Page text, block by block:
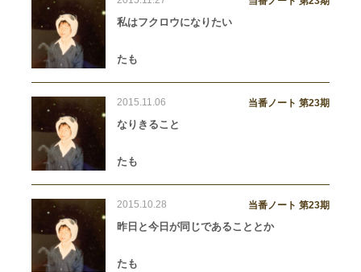
私はフクロウになりたい
たも
2015.11.06 当番ノート 第23期
なりきること
たも
2015.10.28 当番ノート 第23期
昨日と今日が同じであることとか
たも